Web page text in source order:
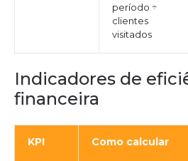
período ÷
clientes
visitados
Indicadores de
financeira
KPI Como calcular